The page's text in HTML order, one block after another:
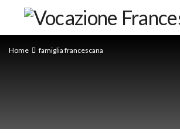
Home famiglia francescana